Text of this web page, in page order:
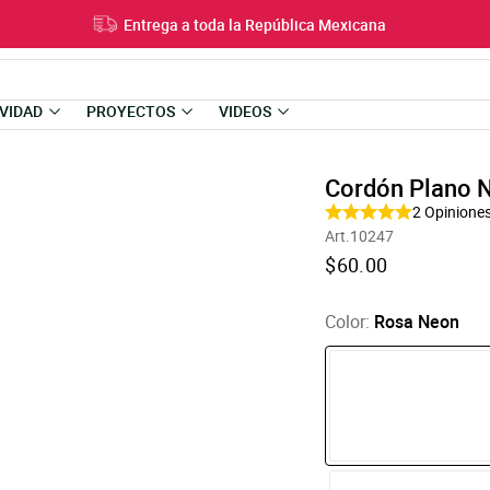
Entrega a toda la República Mexicana
PROYECTOS VIDEOS
Cordón Plano
2
Art.10247
Translation
missing:
$60.00
Color: Rosa Neon